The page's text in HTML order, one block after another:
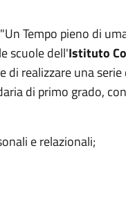
Tempo pieno di
scuole dell'Istituto
di realizzare una
di primo grado,
e relazionali;